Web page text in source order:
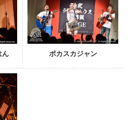
ん ポカスカジャン